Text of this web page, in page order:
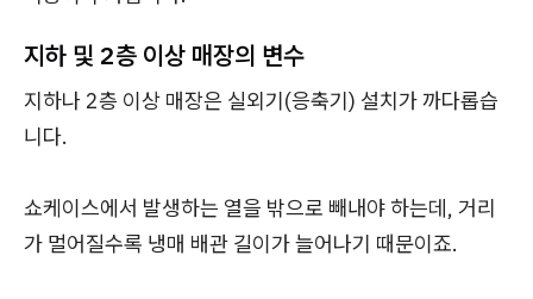
지하 및 2층 이상 매장의 변수
지하나 2층 이상 매장은 실외기(응축기) 설치가 까다롭습
니다.
쇼케이스에서 발생하는 열을 밖으로 빼내야 하는데, 거리
가 멀어질수록 냉매 배관 길이가 늘어나기 때문이죠.